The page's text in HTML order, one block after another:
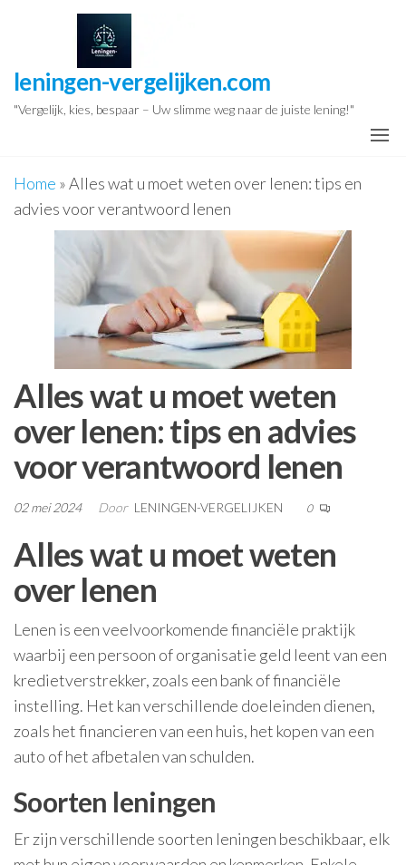
inhoud
leningen-vergelijken.com
"Vergelijk, kies, bespaar – Uw slimme weg naar de juiste lening!"
Home »Alles wat u moet weten over lenen: tips en
advies voor verantwoord lenen
Alles wat u moet weten
over lenen: tips en advies
voor verantwoord lenen
02 mei 2024 Door LENINGEN-VERGELIJKEN 0
Alles wat u moet weten
over lenen
Lenen is een veelvoorkomende financiële praktijk
waarbij een persoon of organisatie geld leent van een
kredietverstrekker, zoals een bank of financiële
instelling. Het kan verschillende doeleinden dienen,
zoals het financieren van een huis, het kopen van een
auto of het afbetalen van schulden.
Soorten leningen
Er zijn verschillende soorten leningen beschikbaar, elk